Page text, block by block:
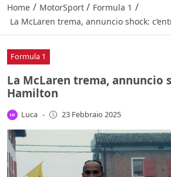
Home / MotorSport / Formula 1 /
La McLaren trema, annuncio shock:
Formula 1
La McLaren trema, annuncio
Hamilton
Luca - 23 Febbraio 2025